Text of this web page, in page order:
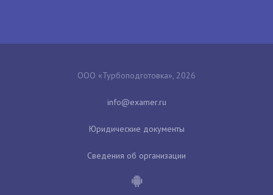
ООО «Турбоподготовка», 2026
Юридические документы
Сведения об организации